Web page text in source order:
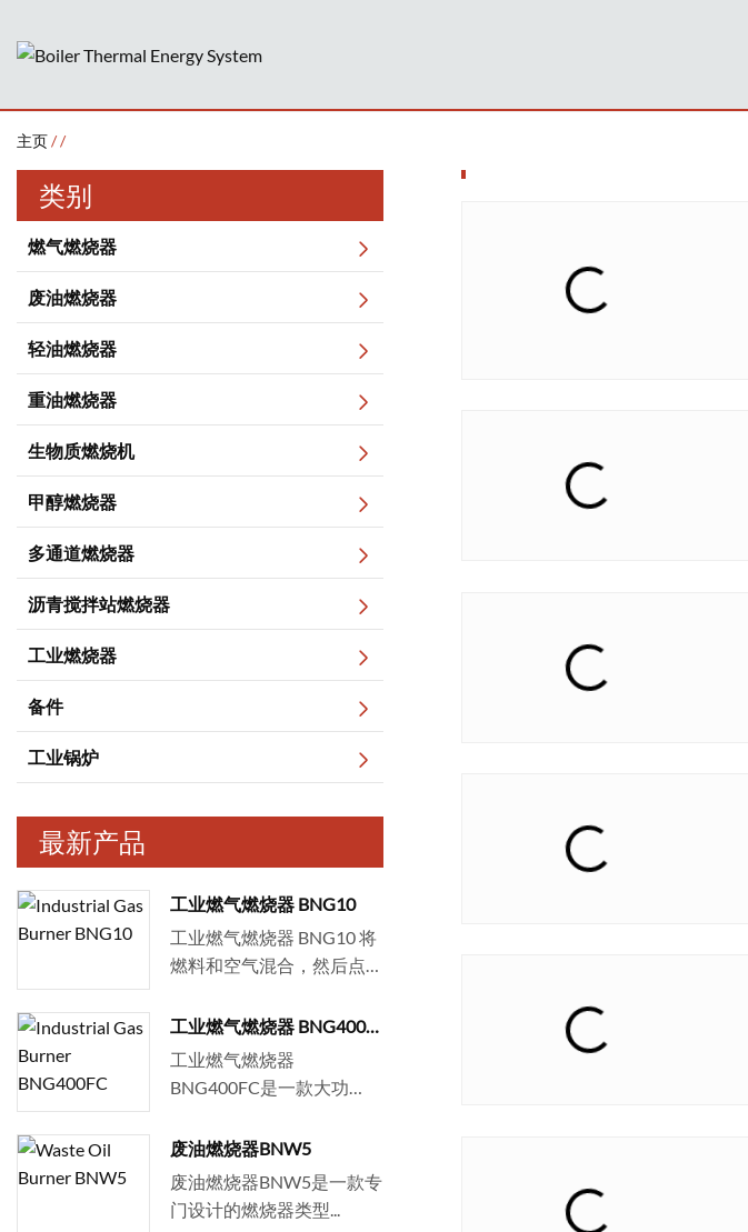
主页//
类别
燃气燃烧器
废油燃烧器
轻油燃烧器
重油燃烧器
生物质燃烧机
甲醇燃烧器
多通道燃烧器
沥青搅拌站燃烧器
工业燃烧器
备件
工业锅炉
最新产品
工业燃气燃烧器 BNG10
工业燃气燃烧器 BNG10 将
燃料和空气混合，然后点
工业燃气燃烧器 BNG400FC
工业燃气燃烧器
BNG400FC是一款大功
废油燃烧器BNW5
废油燃烧器BNW5是一款专
门设计的燃烧器类型...